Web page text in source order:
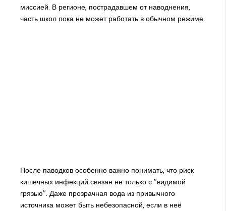
миссией. В регионе, пострадавшем от наводнения,
часть школ пока не может работать в обычном режиме.
После паводков особенно важно понимать, что риск
кишечных инфекций связан не только с "видимой
грязью". Даже прозрачная вода из привычного
источника может быть небезопасной, если в неё